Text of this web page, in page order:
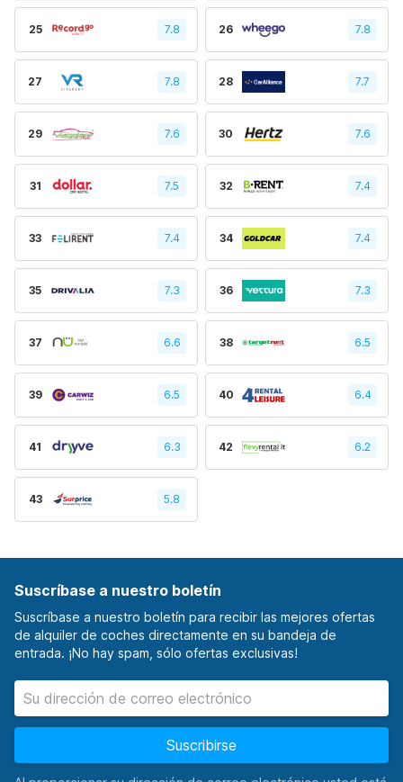
25 7.8 26 7.8
27 7.8 28 7.7
29 7.6 30 7.6
31 7.5 32 7.4
33 7.4 34 7.4
35 7.3 36 7.3
37 6.6 38 6.5
39 6.5 40 6.4
41 6.3 42 6.2
43 5.8
Suscríbase a nuestro boletín
Suscríbase a nuestro boletín para recibir las mejores ofertas
de alquiler de coches directamente en su bandeja de
entrada. ¡No hay spam, sólo ofertas exclusivas!
Suscribirse